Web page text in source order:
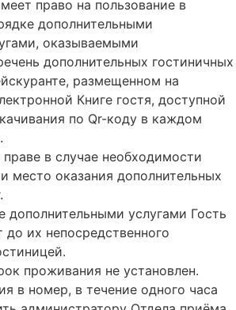
право на пользование в
дополнительными
оказываемыми
дополнительных гостиничных
размещенном на
Книге гостя, доступной
по Qr-коду в каждом
в случае необходимости
место оказания дополнительных
дополнительными услугами Гость
до их непосредственного
проживания не установлен.
в номер, в течение одного часа